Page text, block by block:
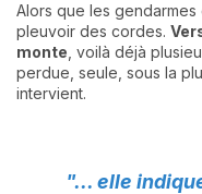
Alors que les
pleuvoir des cordes.
monte , voilà déjà
perdue, seule, sous la
intervient.
"... elle